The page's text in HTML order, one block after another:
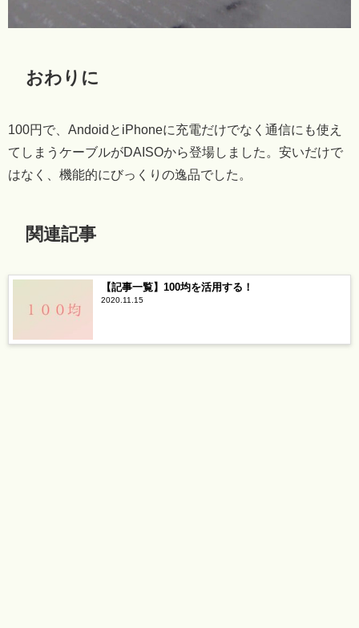
おわりに
100円で、AndoidとiPhoneに充電だけでなく通信にも使え
てしまうケーブルがDAISOから登場しました。安いだけで
はなく、機能的にびっくりの逸品でした。
関連記事
【記事一覧】100均を活用する！
2020.11.15